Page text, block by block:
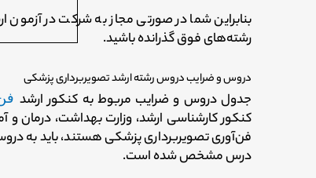
بنابراین شما در صورتی مجاز به شرکت در
رشته‌های فوق گذرانده باشید.
دروس و ضرایب دروس رشته ارشد تصویربرداری پزشکی
جدول دروس و ضرایب مربوط به کنکور ارشد
فن‌آوری تصویربرداری پزشکی هستند، باید به
درس مشخص شده است.